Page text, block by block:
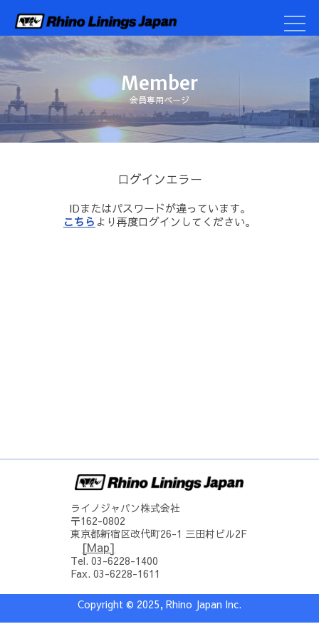
Member
会員専用ページ
ログインエラー
IDまたはパスワードが違っています。
こちら より再度ログインしてください。
ライノジャパン株式会社
〒162-0802
東京都新宿区改代町26-1 三田村ビル2F
[Map]
Tel. 03-6228-1400
Fax. 03-6228-1611
Copyright © 2025, Rhino Japan Inc.